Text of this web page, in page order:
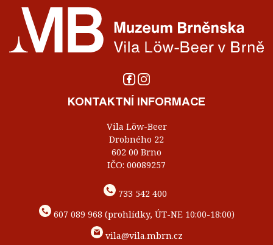
KONTAKTNÍ INFORMACE
Vila Löw-Beer
Drobného 22
602 00 Brno
IČO: 00089257
733 542 400
607 089 968 (prohlídky, ÚT-NE 10:00-18:00)
vila@vila.mbrn.cz